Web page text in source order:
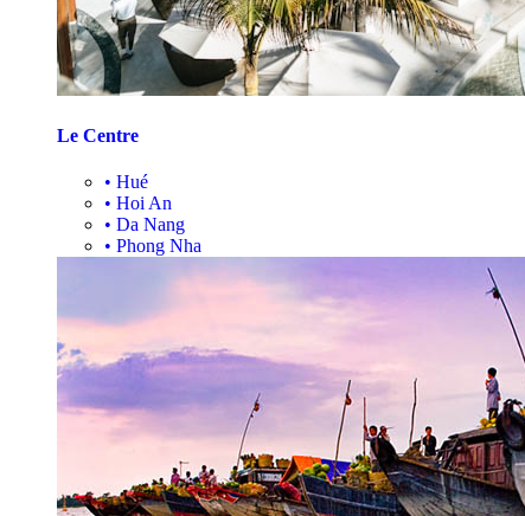
Le Centre
• Hué
• Hoi An
• Da Nang
• Phong Nha